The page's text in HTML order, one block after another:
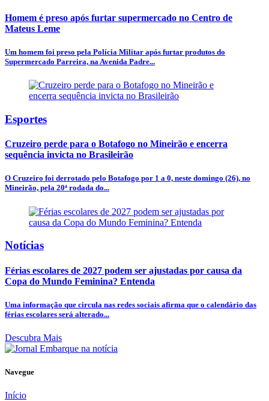
Homem é preso após furtar supermercado no Centro de
Mateus Leme
Um homem foi preso pela Polícia Militar após furtar produtos do
Supermercado Parreira, na Avenida Padre...
Esportes
Cruzeiro perde para o Botafogo no Mineirão e encerra
sequência invicta no Brasileirão
O Cruzeiro foi derrotado pelo Botafogo por 1 a 0, neste domingo (26), no
Mineirão, pela 20ª rodada do...
Notícias
Férias escolares de 2027 podem ser ajustadas por causa da
Copa do Mundo Feminina? Entenda
Uma informação que circula nas redes sociais afirma que o calendário das
férias escolares será alterado...
Descubra Mais
Navegue
Início